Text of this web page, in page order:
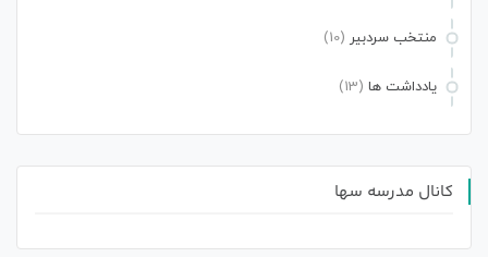
منتخب سردبیر (10)
یادداشت ها (13)
کانال مدرسه سها